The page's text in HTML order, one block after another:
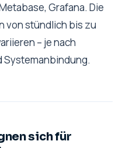
Grafana. Die
von stündlich bis zu
– je nach
Systemanbindung.
sich für